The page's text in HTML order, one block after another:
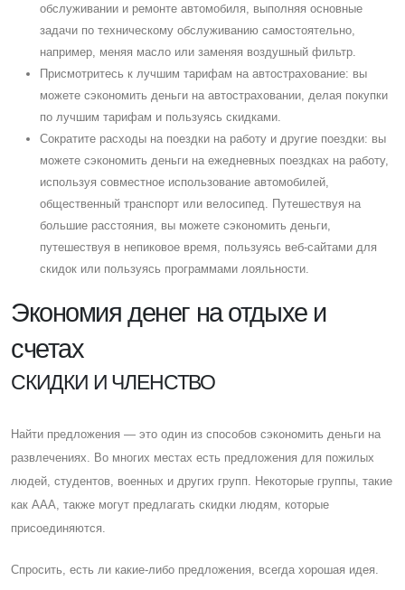
обслуживании и ремонте автомобиля, выполняя основные
задачи по техническому обслуживанию самостоятельно,
например, меняя масло или заменяя воздушный фильтр.
Присмотритесь к лучшим тарифам на автострахование: вы
можете сэкономить деньги на автостраховании, делая покупки
по лучшим тарифам и пользуясь скидками.
Cократите расходы на поездки на работу и другие поездки: вы
можете сэкономить деньги на ежедневных поездках на работу,
используя совместное использование автомобилей,
общественный транспорт или велосипед. Путешествуя на
большие расстояния, вы можете сэкономить деньги,
путешествуя в непиковое время, пользуясь веб-сайтами для
скидок или пользуясь программами лояльности.
Экономия денег на отдыхе и
счетах
CКИДКИ И ЧЛЕНСТВО
Найти предложения — это один из способов сэкономить деньги на
развлечениях. Во многих местах есть предложения для пожилых
людей, студентов, военных и других групп. Некоторые группы, такие
как AAA, также могут предлагать скидки людям, которые
присоединяются.
Cпросить, есть ли какие-либо предложения, всегда хорошая идея.